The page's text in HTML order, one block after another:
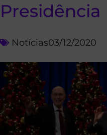
Presidência
Notícias03/12/2020